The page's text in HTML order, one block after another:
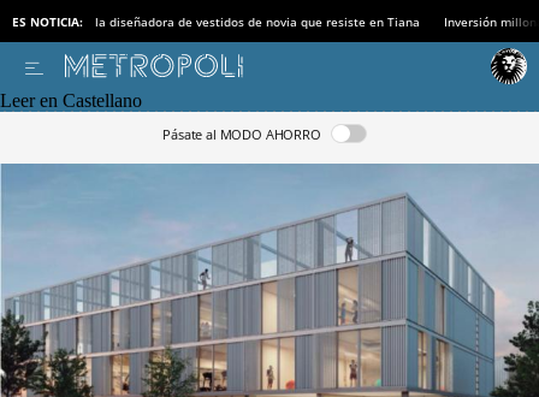
ES NOTICIA: la diseñadora de vestidos de novia que resiste en Tiana Inversión
Leer en Castellano
Pásate al MODO AHORRO